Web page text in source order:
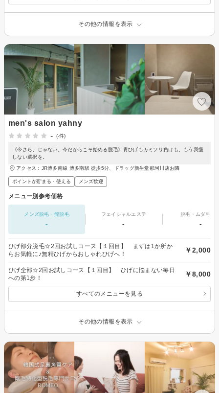
その他の情報を表示
men's salon yahny
-
(-件)
《今さら、じゃない。今だからこそ始める脱毛》青ひげもカミソリ負けも、もう我慢
しない選択を。
アクセス：JR博多南線 博多南駅 徒歩5分、ドラッグ新生堂那珂川店お隣
ポイントが貯まる・使える メンズ歓迎
メニュー別参考価格
メンズ脱毛・髭脱毛
-
フェイシャルエステ
-
脱毛・ムダ毛処
-
ひげ部分脱毛☆2回お試しコース【１回目】 まずは1か所か
らお気軽に♪無精ひげからおしゃれひげへ！
￥2,000
ひげ全部☆2回お試しコース【１回目】 ひげに悩まない毎日
への第1歩！
￥8,000
すべてのメニューを見る
その他の情報を表示